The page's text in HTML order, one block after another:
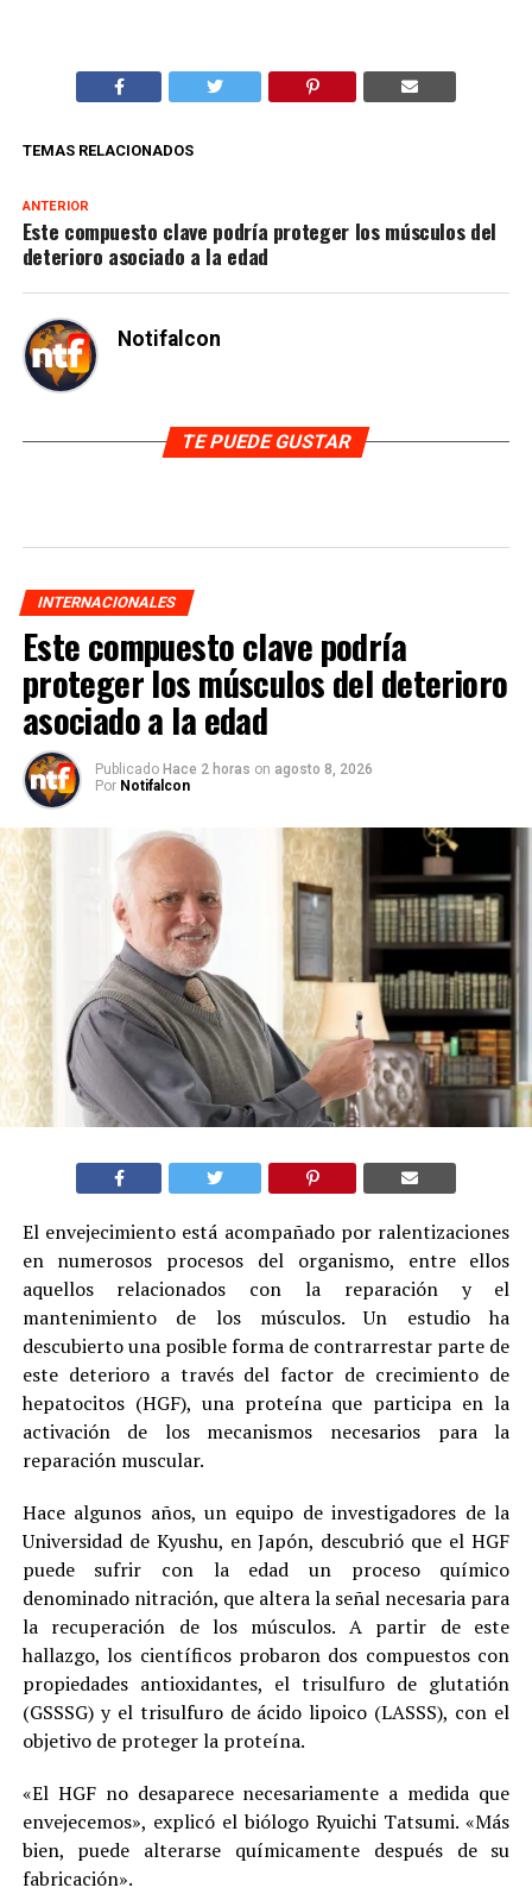
TEMAS RELACIONADOS
ANTERIOR
Este compuesto clave podría proteger los músculos del
deterioro asociado a la edad
Notifalcon
TE PUEDE GUSTAR
INTERNACIONALES
Este compuesto clave podría
proteger los músculos del deterioro
asociado a la edad
Publicado Hace 2 horas on agosto 8, 2026
Por Notifalcon
El envejecimiento está acompañado por ralentizaciones
en numerosos procesos del organismo, entre ellos
aquellos relacionados con la reparación y el
mantenimiento de los músculos. Un estudio ha
descubierto una posible forma de contrarrestar parte de
este deterioro a través del factor de crecimiento de
hepatocitos (HGF), una proteína que participa en la
activación de los mecanismos necesarios para la
reparación muscular.
Hace algunos años, un equipo de investigadores de la
Universidad de Kyushu, en Japón, descubrió que el HGF
puede sufrir con la edad un proceso químico
denominado nitración, que altera la señal necesaria para
la recuperación de los músculos. A partir de este
hallazgo, los científicos probaron dos compuestos con
propiedades antioxidantes, el trisulfuro de glutatión
(GSSSG) y el trisulfuro de ácido lipoico (LASSS), con el
objetivo de proteger la proteína.
«El HGF no desaparece necesariamente a medida que
envejecemos», explicó el biólogo Ryuichi Tatsumi. «Más
bien, puede alterarse químicamente después de su
fabricación».